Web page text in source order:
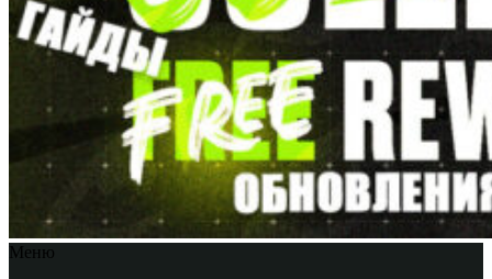
Меню